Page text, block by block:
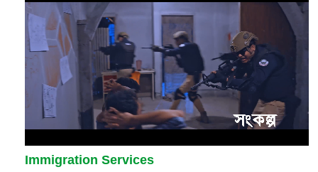
Immigration Services